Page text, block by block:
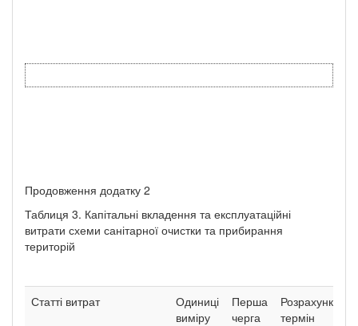
Продовження додатку 2
Таблиця 3. Капітальні вкладення та експлуатаційні
витрати схеми санітарної очистки та прибирання
територій
Статті витрат
Одиниці
виміру
Перша
черга
Розрахунковий
термін